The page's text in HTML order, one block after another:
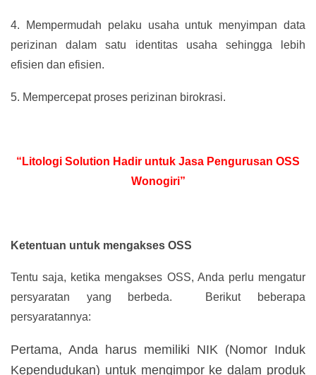
4.
Mempermudah pelaku usaha untuk menyimpan data
perizinan dalam satu identitas usaha sehingga lebih
efisien dan efisien.
5. Mempercepat proses perizinan birokrasi.
“Litologi Solution Hadir untuk Jasa Pengurusan OSS
Wonogiri”
Ketentuan untuk mengakses OSS
Tentu saja, ketika mengakses OSS, Anda perlu mengatur
persyaratan yang berbeda. Berikut beberapa
persyaratannya:
Pertama, Anda harus memiliki NIK (Nomor Induk
Kependudukan) untuk mengimpor ke dalam produk